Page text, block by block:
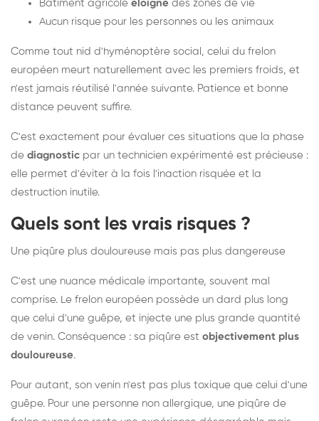
Bâtiment agricole éloigné des zones de vie
Aucun risque pour les personnes ou les animaux
Comme tout nid d'hyménoptère social, celui du frelon
européen meurt naturellement avec les premiers froids, et
n'est jamais réutilisé l'année suivante. Patience et bonne
distance peuvent suffire.
C'est exactement pour évaluer ces situations que la phase
de diagnostic par un technicien expérimenté est précieuse :
elle permet d'éviter à la fois l'inaction risquée et la
destruction inutile.
Quels sont les vrais risques ?
Une piqûre plus douloureuse mais pas plus dangereuse
C'est une nuance médicale importante, souvent mal
comprise. Le frelon européen possède un dard plus long
que celui d'une guêpe, et injecte une plus grande quantité
de venin. Conséquence : sa piqûre est objectivement plus
douloureuse.
Pour autant, son venin n'est pas plus toxique que celui d'une
guêpe. Pour une personne non allergique, une piqûre de